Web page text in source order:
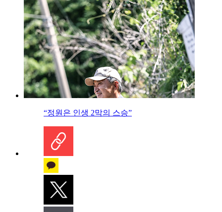
“정원은 인생 2막의 스승”